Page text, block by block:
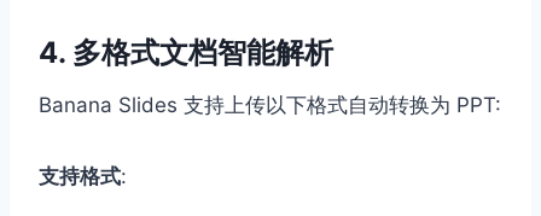
4. 多格式文档智能解析
Banana Slides 支持上传以下格式自动转换为 PPT:
支持格式: